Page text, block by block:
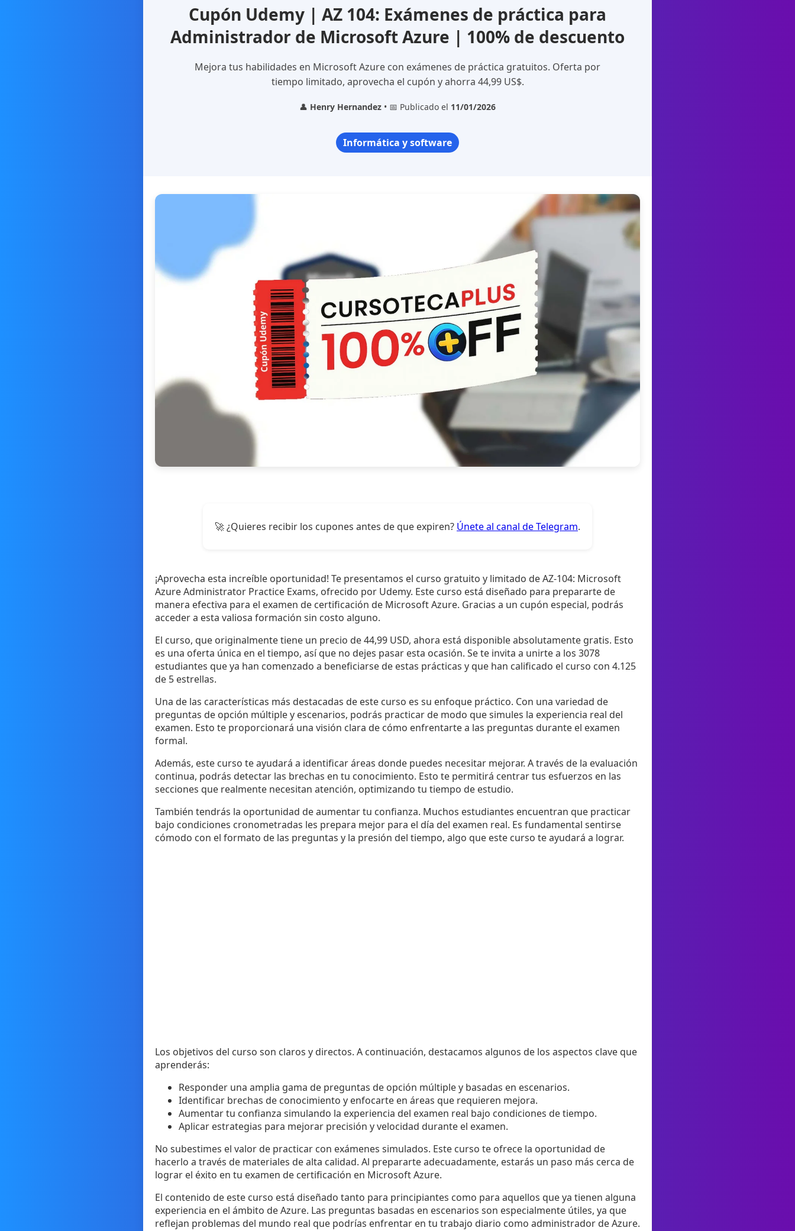
Cupón Udemy | AZ 104: Exámenes de práctica para
Administrador de Microsoft Azure | 100% de descuento
Mejora tus habilidades en Microsoft Azure con exámenes de práctica gratuitos. Oferta por
tiempo limitado, aprovecha el cupón y ahorra 44,99 US$.
👤 Henry Hernandez • 📅 Publicado el 11/01/2026
Informática y software
🚀 ¿Quieres recibir los cupones antes de que expiren? Únete al canal de Telegram.
¡Aprovecha esta increíble oportunidad! Te presentamos el curso gratuito y limitado de AZ-104: Microsoft
Azure Administrator Practice Exams, ofrecido por Udemy. Este curso está diseñado para prepararte de
manera efectiva para el examen de certificación de Microsoft Azure. Gracias a un cupón especial, podrás
acceder a esta valiosa formación sin costo alguno.
El curso, que originalmente tiene un precio de 44,99 USD, ahora está disponible absolutamente gratis. Esto
es una oferta única en el tiempo, así que no dejes pasar esta ocasión. Se te invita a unirte a los 3078
estudiantes que ya han comenzado a beneficiarse de estas prácticas y que han calificado el curso con 4.125
de 5 estrellas.
Una de las características más destacadas de este curso es su enfoque práctico. Con una variedad de
preguntas de opción múltiple y escenarios, podrás practicar de modo que simules la experiencia real del
examen. Esto te proporcionará una visión clara de cómo enfrentarte a las preguntas durante el examen
formal.
Además, este curso te ayudará a identificar áreas donde puedes necesitar mejorar. A través de la evaluación
continua, podrás detectar las brechas en tu conocimiento. Esto te permitirá centrar tus esfuerzos en las
secciones que realmente necesitan atención, optimizando tu tiempo de estudio.
También tendrás la oportunidad de aumentar tu confianza. Muchos estudiantes encuentran que practicar
bajo condiciones cronometradas les prepara mejor para el día del examen real. Es fundamental sentirse
cómodo con el formato de las preguntas y la presión del tiempo, algo que este curso te ayudará a lograr.
Los objetivos del curso son claros y directos. A continuación, destacamos algunos de los aspectos clave que
aprenderás:
Responder una amplia gama de preguntas de opción múltiple y basadas en escenarios.
Identificar brechas de conocimiento y enfocarte en áreas que requieren mejora.
Aumentar tu confianza simulando la experiencia del examen real bajo condiciones de tiempo.
Aplicar estrategias para mejorar precisión y velocidad durante el examen.
No subestimes el valor de practicar con exámenes simulados. Este curso te ofrece la oportunidad de
hacerlo a través de materiales de alta calidad. Al prepararte adecuadamente, estarás un paso más cerca de
lograr el éxito en tu examen de certificación en Microsoft Azure.
El contenido de este curso está diseñado tanto para principiantes como para aquellos que ya tienen alguna
experiencia en el ámbito de Azure. Las preguntas basadas en escenarios son especialmente útiles, ya que
reflejan problemas del mundo real que podrías enfrentar en tu trabajo diario como administrador de Azure.